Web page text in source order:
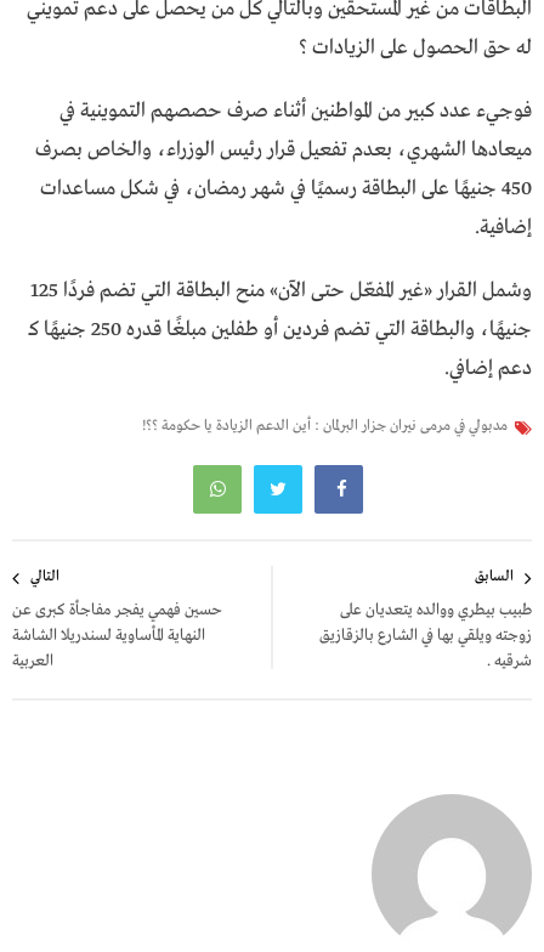
البطاقات من غير المستحقين وبالتالي كل من يحصل على دعم تمويني
له حق الحصول على الزيادات ؟
فوجيء عدد كبير من المواطنين أثناء صرف حصصهم التموينية في
ميعادها الشهري، بعدم تفعيل قرار رئيس الوزراء، والخاص بصرف
450 جنيهًا على البطاقة رسميًا في شهر رمضان، في شكل مساعدات
إضافية.
وشمل القرار «غير المفعّل حتى الآن» منح البطاقة التي تضم فردًا 125
جنيهًا، والبطاقة التي تضم فردين أو طفلين مبلغًا قدره 250 جنيهًا كـ
دعم إضافي.
مدبولي في مرمى نيران جزار البرلمان : أين الدعم الزيادة يا حكومة ؟؟!
المقالات
السابق
طبيب بيطري ووالده يتعديان على
زوجته ويلقي بها في الشارع بالزقازيق
شرقيه .
التالي
حسين فهمي يفجر مفاجأة كبرى عن
النهاية المأساوية لسندريلا الشاشة
العربية